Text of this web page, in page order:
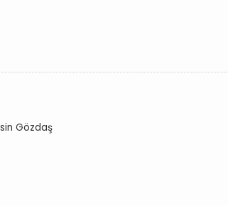
Gözdaş